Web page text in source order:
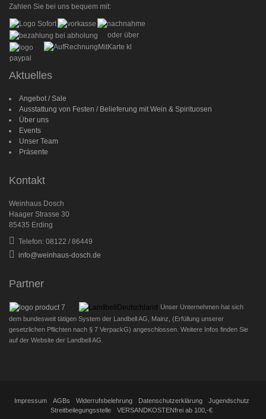
Zahlen Sie bei uns bequem mit:
oder über
Aktuelles
Angebot / Sale
Ausstattung von Festen / Belieferung mit Wein & Spirituosen
Über uns
Events
Unser Team
Präsente
Kontakt
Weinhaus Dosch
Haager Strasse 30
85435 Erding
Telefon: 08122 / 86449
info@weinhaus-dosch.de
Partner
Unser Unternehmen hat sich
dem bundesweit tätigen System der Landbell AG, Mainz, (Erfüllung unserer
gesetzlichen Pflichten nach § 7 VerpackG) angeschlossen. Weitere Infos finden Sie
auf der Website der Landbell AG.
Impressum AGBs Widerrufsbelehrung Datenschutzerklärung
Jugendschutz
Streitbeilegungsstelle
VERSANDKOSTENfrei ab 100,-€